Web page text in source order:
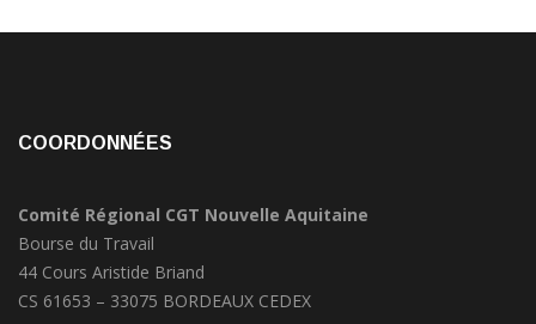
COORDONNÉES
Comité Régional CGT Nouvelle Aquitaine
Bourse du Travail
44 Cours Aristide Briand
CS 61653 – 33075 BORDEAUX CEDEX